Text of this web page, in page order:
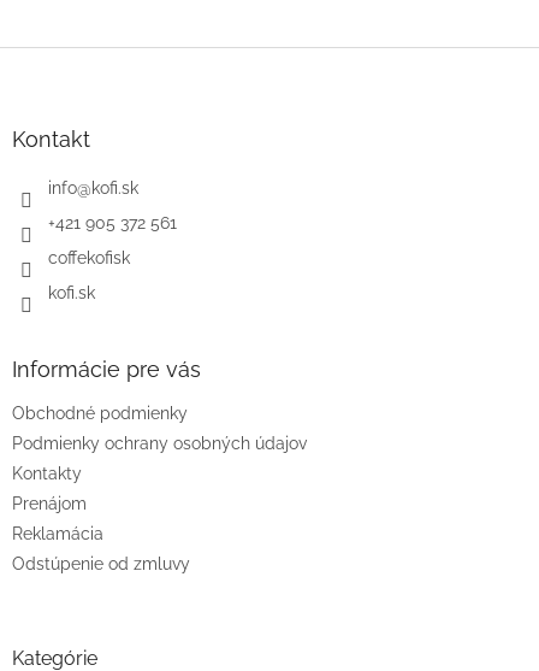
Kontakt
info@kofi.sk
+421 905 372 561
coffekofisk
kofi.sk
Informácie pre vás
Obchodné podmienky
Podmienky ochrany osobných údajov
Kontakty
Prenájom
Reklamácia
Odstúpenie od zmluvy
Kategórie